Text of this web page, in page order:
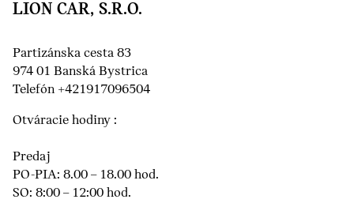
LION CAR, S.R.O.
Partizánska cesta 83
974 01 Banská Bystrica
Telefón +421917096504
Otváracie hodiny :
Predaj
PO-PIA: 8.00 – 18.00 hod.
SO: 8:00 – 12:00 hod.